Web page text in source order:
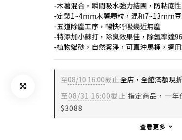
-木薯混合，瞬間吸水強力結團，防粘底
-定製1~4mm木薯顆粒，混和7~13mm
-五道除塵工序，暢快呼吸幾近無塵
-特添加小蘇打，除臭效果佳，除氨率達
-植物貓砂，自然潔淨，可直沖馬桶，適
至08/10 16:00截止全店，全館滿額現
至08/31 16:00截止 指定商品，一年
$3088
查看更多